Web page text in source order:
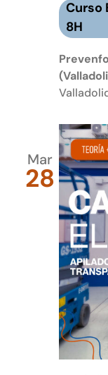
Curso
8H
Mar
28